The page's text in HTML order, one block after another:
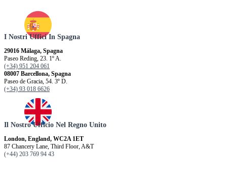
I Nostri Uffici In Spagna
29016 Málaga, Spagna
Paseo Reding, 23. 1º A.
(+34) 951 204 061
08007 Barcellona, ​​Spagna
Paseo de Gracia, 54. 3º D.
(+34) 93 018 6626
Il Nostro Ufficio Nel Regno Unito
London, England, WC2A 1ET
87 Chancery Lane, Third Floor, A&T
(+44) 203 769 94 43